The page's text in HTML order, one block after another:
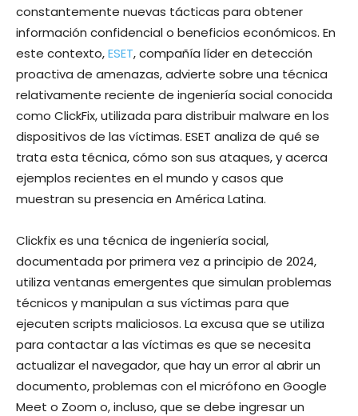
constantemente nuevas tácticas para obtener
información confidencial o beneficios económicos. En
este contexto,ESET, compañía líder en detección
proactiva de amenazas, advierte sobre una técnica
relativamente reciente de ingeniería social conocida
como ClickFix, utilizada para distribuir malware en los
dispositivos de las víctimas. ESET analiza de qué se
trata esta técnica, cómo son sus ataques, y acerca
ejemplos recientes en el mundo y casos que
muestran su presencia en América Latina.
Clickfix es una técnica de ingeniería social,
documentada por primera vez a principio de 2024,
utiliza ventanas emergentes que simulan problemas
técnicos y manipulan a sus víctimas para que
ejecuten scripts maliciosos. La excusa que se utiliza
para contactar a las víctimas es que se necesita
actualizar el navegador, que hay un error al abrir un
documento, problemas con el micrófono en Google
Meet o Zoom o, incluso, que se debe ingresar un